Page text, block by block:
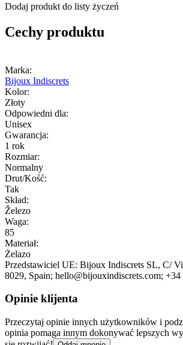
Dodaj produkt do listy życzeń
Cechy produktu
Marka:
Bijoux Indiscrets
Kolor:
Złoty
Odpowiedni dla:
Unisex
Gwarancja:
1 rok
Rozmiar:
Normalny
Drut/Kość:
Tak
Skład:
Železo
Waga:
85
Materiał:
Żelazo
Przedstawiciel UE: Bijoux Indiscrets SL, C/
8029, Spain; hello@bijouxindiscrets.com; +34
Opinie klijenta
Przeczytaj opinie innych użytkowników i
opinia pomaga innym dokonywać lepszych